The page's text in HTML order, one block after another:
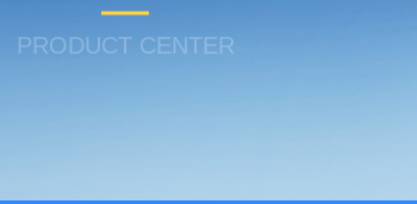
PRODUCT CENTER